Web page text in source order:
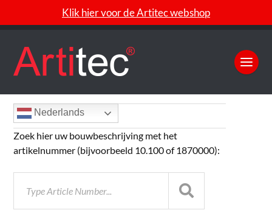
Klik hier voor de Artitec webshop
Nederlands
Zoek hier uw bouwbeschrijving met het
artikelnummer (bijvoorbeeld 10.100 of 1870000):